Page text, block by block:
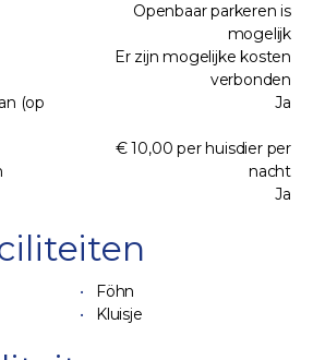
Openbaar parkeren is
mogelijk
Er zijn mogelijke kosten
verbonden
(op
Ja
€ 10,00 per huisdier per
nacht
Ja
Föhn
Kluisje